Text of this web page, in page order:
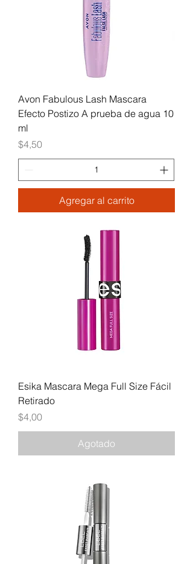
Avon Fabulous Lash Mascara
Efecto Postizo A prueba de agua 10
ml
Precio
$4,50
Agregar al carrito
Esika Mascara Mega Full Size Fácil
Retirado
Precio
$4,00
Agotado